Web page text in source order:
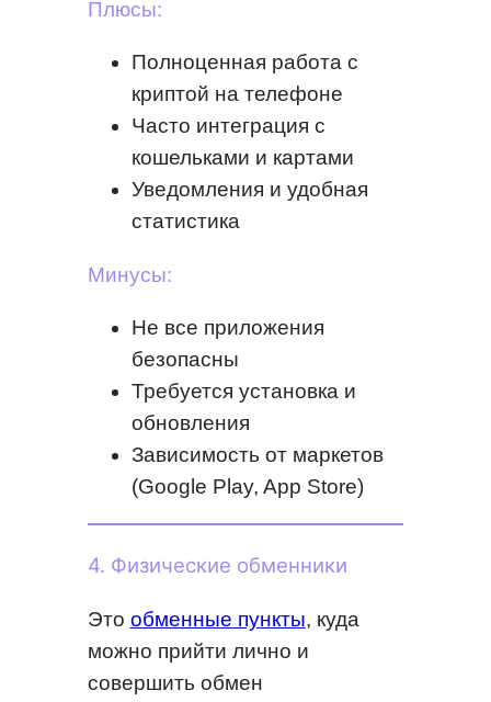
Плюсы:
Полноценная работа с
криптой на телефоне
Часто интеграция с
кошельками и картами
Уведомления и удобная
статистика
Минусы:
Не все приложения
безопасны
Требуется установка и
обновления
Зависимость от маркетов
(Google Play, App Store)
4. Физические обменники
Это обменные пункты, куда
можно прийти лично и
совершить обмен